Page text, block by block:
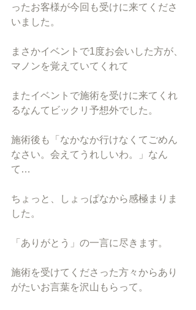
ったお客様が今回も受けに来てくださ
いました。
まさかイベントで1度お会いした方が、
マノンを覚えていてくれて
またイベントで施術を受けに来てくれ
るなんてビックリ予想外でした。
施術後も「なかなか行けなくてごめん
なさい。会えてうれしいわ。」なん
て…
ちょっと、しょっぱなから感極まりま
した。
「ありがとう」の一言に尽きます。
施術を受けてくださった方々からあり
がたいお言葉を沢山もらって。